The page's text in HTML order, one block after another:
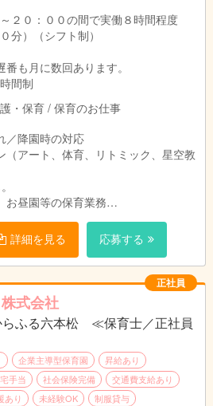
２０：００の間で実働８時間程度
分）（シフト制）
番も月に数回あります。
間制
・保育 / 保育のお仕事
／降園時の対応
（アート、体育、リトミック、星空教
お昼園等の保育業務
や年間イベントが少ないのも特徴！
タル化して効率化を図っているため持
変更なし）
詳細を見る 応募する
正社員
式会社
らふる六本松 ≪保育士／正社員
企業主導型保育園
昇給あり
手当 社会保険完備
交通費支給あり
あり 未経験OK
制服貸与